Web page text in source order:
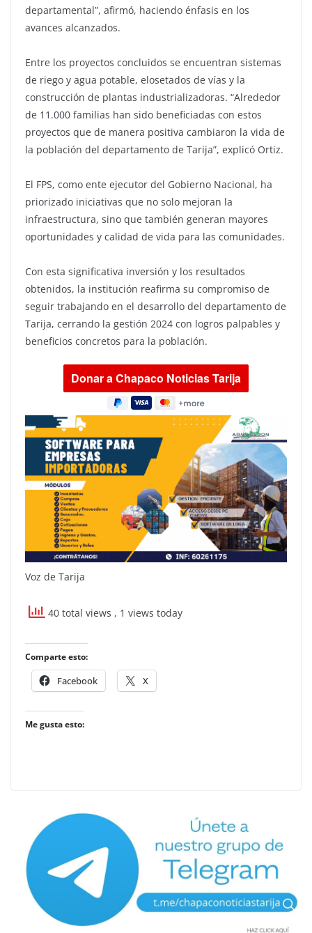
departamental”, afirmó, haciendo énfasis en los
avances alcanzados.
Entre los proyectos concluidos se encuentran sistemas
de riego y agua potable, elosetados de vías y la
construcción de plantas industrializadoras. “Alrededor
de 11.000 familias han sido beneficiadas con estos
proyectos que de manera positiva cambiaron la vida de
la población del departamento de Tarija”, explicó Ortiz.
El FPS, como ente ejecutor del Gobierno Nacional, ha
priorizado iniciativas que no solo mejoran la
infraestructura, sino que también generan mayores
oportunidades y calidad de vida para las comunidades.
Con esta significativa inversión y los resultados
obtenidos, la institución reafirma su compromiso de
seguir trabajando en el desarrollo del departamento de
Tarija, cerrando la gestión 2024 con logros palpables y
beneficios concretos para la población.
Voz de Tarija
40 total views , 1 views today
Comparte esto:
Facebook X
Me gusta esto: